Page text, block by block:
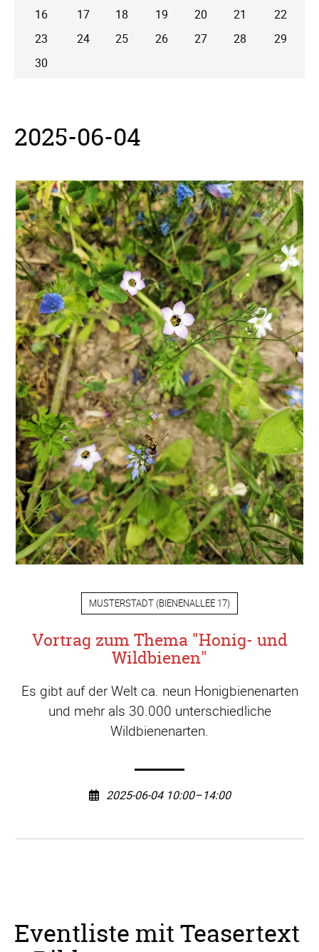
16
17 18 19 20 21
22
23
24 25 26 27 28
29
30
2025-06-04
MUSTERSTADT (BIENENALLEE 17)
Vortrag zum Thema "Honig- und
Wildbienen"
Es gibt auf der Welt ca. neun Honigbienenarten
und mehr als 30.000 unterschiedliche
Wildbienenarten.
2025-06-04 10:00–14:00
Eventliste mit Teasertext